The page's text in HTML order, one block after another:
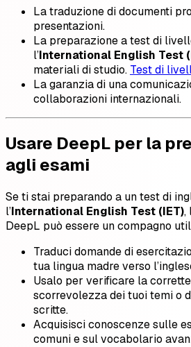
La traduzione di documenti
presentazioni.
La preparazione a test di
l’International English Test
materiali di studio. Test di
La garanzia di una
collaborazioni internazionali.
Usare DeepL per la
agli esami
Se ti stai preparando a un test di
l’International English Test (IET),
DeepL può essere un compagno
Traduci domande di
tua lingua madre verso
Usalo per verificare la
scorrevolezza dei tuoi temi o
scritte.
Acquisisci conoscenze sulle
comuni e sul vocabolario